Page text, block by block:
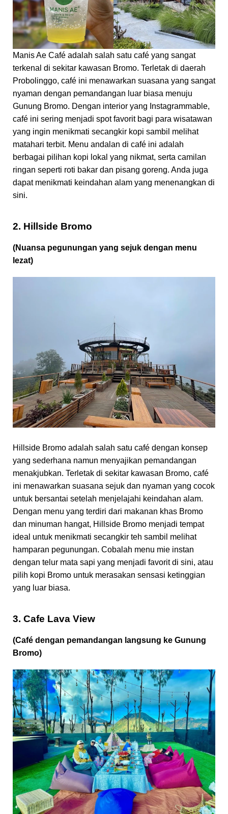
Manis Ae Café adalah salah satu café yang sangat
terkenal di sekitar kawasan Bromo. Terletak di daerah
Probolinggo, café ini menawarkan suasana yang sangat
nyaman dengan pemandangan luar biasa menuju
Gunung Bromo. Dengan interior yang Instagrammable,
café ini sering menjadi spot favorit bagi para wisatawan
yang ingin menikmati secangkir kopi sambil melihat
matahari terbit. Menu andalan di café ini adalah
berbagai pilihan kopi lokal yang nikmat, serta camilan
ringan seperti roti bakar dan pisang goreng. Anda juga
dapat menikmati keindahan alam yang menenangkan di
sini.
2. Hillside Bromo
(Nuansa pegunungan yang sejuk dengan menu
lezat)
Hillside Bromo adalah salah satu café dengan konsep
yang sederhana namun menyajikan pemandangan
menakjubkan. Terletak di sekitar kawasan Bromo, café
ini menawarkan suasana sejuk dan nyaman yang cocok
untuk bersantai setelah menjelajahi keindahan alam.
Dengan menu yang terdiri dari makanan khas Bromo
dan minuman hangat, Hillside Bromo menjadi tempat
ideal untuk menikmati secangkir teh sambil melihat
hamparan pegunungan. Cobalah menu mie instan
dengan telur mata sapi yang menjadi favorit di sini, atau
pilih kopi Bromo untuk merasakan sensasi ketinggian
yang luar biasa.
3. Cafe Lava View
(Café dengan pemandangan langsung ke Gunung
Bromo)